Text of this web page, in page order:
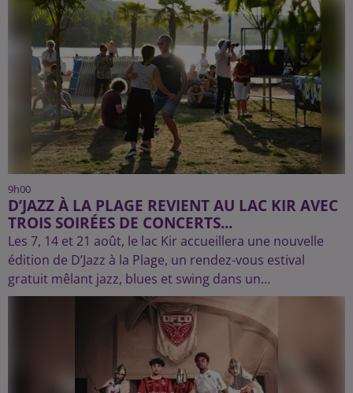
9h00
D’JAZZ À LA PLAGE REVIENT AU LAC KIR AVEC
TROIS SOIRÉES DE CONCERTS...
Les 7, 14 et 21 août, le lac Kir accueillera une nouvelle
édition de D’Jazz à la Plage, un rendez-vous estival
gratuit mêlant jazz, blues et swing dans un...